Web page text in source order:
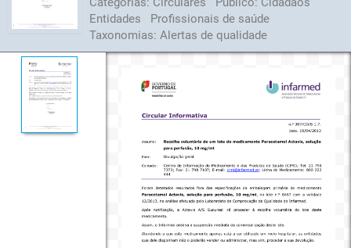
Entidades
Profissionais de saúde
Taxonomias: Alertas de qualidade